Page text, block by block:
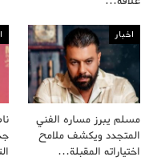
اخبار
مسلم يبرز مساره الفني
المتجدد ويكشف ملامح
اختياراته المقبلة…